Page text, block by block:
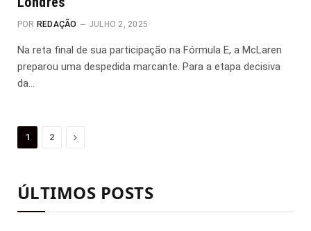
POR REDAÇÃO JULHO 2, 2025
Na reta final de sua participação na Fórmula E, a McLaren
preparou uma despedida marcante. Para a etapa decisiva
da…
1 2 Proximo
ÚLTIMOS POSTS